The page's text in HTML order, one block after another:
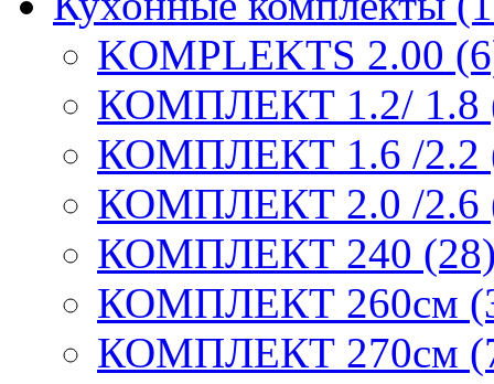
KOMPLEKTS 2.00
КОМПЛЕКТ 1.2/ 1.8
КОМПЛЕКТ 1.6 /2.2
КОМПЛЕКТ 2.0 /2.6
КОМПЛЕКТ 240
КОМПЛЕКТ 260см
КОМПЛЕКТ 270см